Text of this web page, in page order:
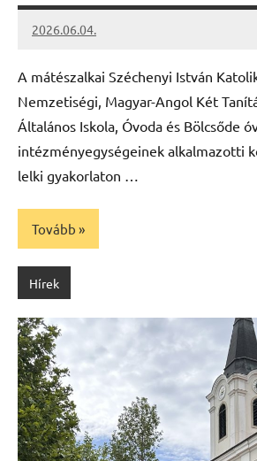
2026.06.04.
Leiszt
A mátészalkai Széchenyi István
Nemzetiségi, Magyar-Angol Két
Általános Iskola, Óvoda és Bölcsőde
intézményegységeinek alkalmazotti
lelki gyakorlaton …
Tovább
Hírek